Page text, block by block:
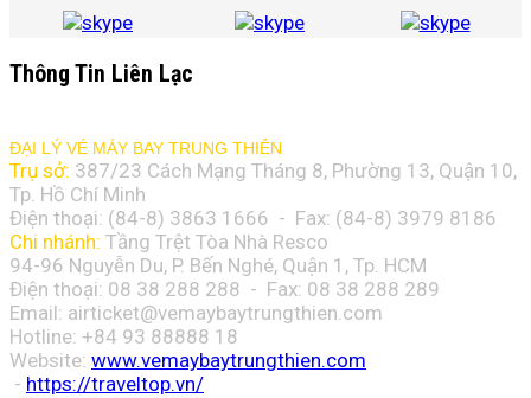
Thông Tin Liên Lạc
ĐẠI LÝ VÉ MÁY BAY TRUNG THIÊN
Trụ sở: 387/23 Cách Mạng Tháng 8, Phường 13, Quận 10,
Tp. Hồ Chí Minh
Điện thoại: (84-8) 3863 1666 - Fax: (84-8) 3979 8186
Chi nhánh: Tầng Trệt Tòa Nhà Resco
94-96 Nguyễn Du, P. Bến Nghé, Quận 1, Tp. HCM
Điện thoại: 08 38 288 288 - Fax: 08 38 288 289
Email: airticket@vemaybaytrungthien.com
Hotline: +84 93 88888 18
Website: www.vemaybaytrungthien.com
- https://traveltop.vn/